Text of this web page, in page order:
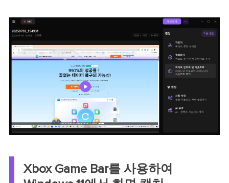
Xbox Game Bar를 사용하여